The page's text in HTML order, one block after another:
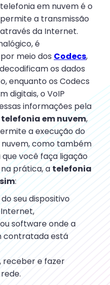
em nuvem é o
a transmissão
da Internet.
é
meio dos Codecs,
os dados
enquanto os Codecs
digitais, o VoIP
informações pela
em nuvem,
a execução do
nuvem, como também
você faça ligação
prática, a telefonia
:
seu dispositivo
software onde a
contratada está
receber e fazer